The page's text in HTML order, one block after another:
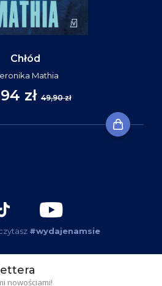
Chłód
Mathia
zł 49,90 zł
#wydajenamsie
nowościami!